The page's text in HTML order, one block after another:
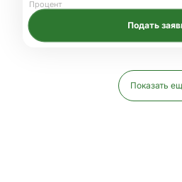
Процент
Подать
Показать